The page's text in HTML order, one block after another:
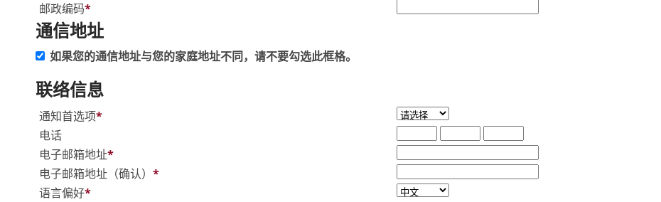
邮政编码*
通信地址
如果您的通信地址与您的家庭地址不同，请不要勾选此框格。
联络信息
通知首选项*
电话
电子邮箱地址*
电子邮箱地址（确认） *
语言偏好*